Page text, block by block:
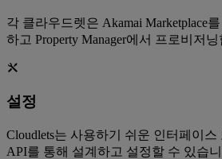
각 클라우드렛은 Akamai Marketplace
하고 Property Manager에서 프로비저
설정
Cloudlets는 사용하기 쉬운 인터페이스
API를 통해 설계하고 설정할 수 있습